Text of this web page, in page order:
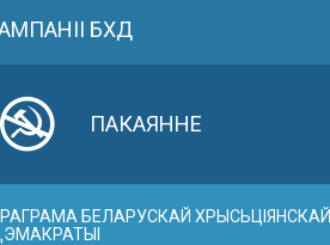
БХД
ПАКАЯННЕ
БЕЛАРУСКАЙ ХРЫСЬЦІЯНСКАЙ